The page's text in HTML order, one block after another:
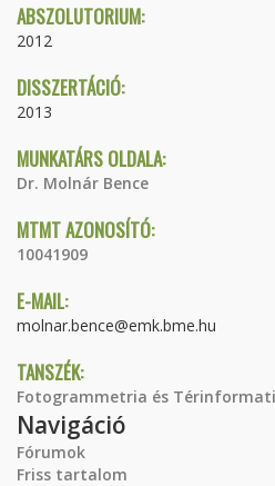
ABSZOLUTORIUM:
2012
DISSZERTÁCIÓ:
2013
MUNKATÁRS OLDALA:
Dr. Molnár Bence
MTMT AZONOSÍTÓ:
10041909
E-MAIL:
molnar.bence@emk.bme.hu
TANSZÉK:
Fotogrammetria és
Navigáció
Fórumok
Friss tartalom